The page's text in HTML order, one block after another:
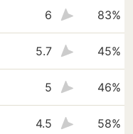
6 83%
5.7 45%
5 46%
4.5 58%